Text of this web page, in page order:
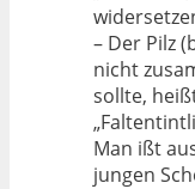
– Der Pilz
nicht
sollte,
Man ißt
jungen